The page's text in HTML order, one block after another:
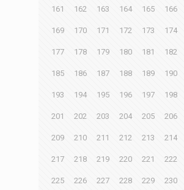
161 162 163 164 165 166
169 170 171 172 173 174
177 178 179 180 181 182
185 186 187 188 189 190
193 194 195 196 197 198
201 202 203 204 205 206
209 210 211 212 213 214
217 218 219 220 221 222
225 226 227 228 229 230